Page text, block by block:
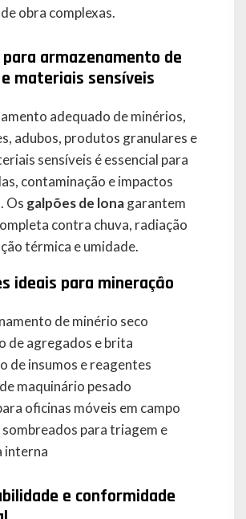
obra complexas.
para armazenamento de
materiais sensíveis
adequado de minérios,
adubos, produtos granulares e
sensíveis é essencial para
contaminação e impactos
Os galpões de lonagarantem
contra chuva, radiação
térmica e umidade.
ideais para mineração
de minério seco
de agregados e brita
de insumos e reagentes
maquinário pesado
oficinas móveis em campo
sombreados para triagem e
interna
e conformidade